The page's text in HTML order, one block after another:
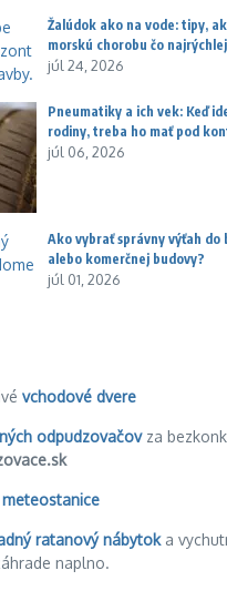
Žalúdok ako na vode: tipy,
morskú chorobu čo
júl 24, 2026
Pneumatiky a ich vek: Keď
rodiny, treba ho mať pod
júl 06, 2026
Ako vybrať správny výťah do
alebo komerčnej budovy?
júl 01, 2026
vchodové dvere
odpudzovačovza
ratanový nábytoka
naplno.